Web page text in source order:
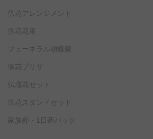
供花アレンジメント
供花花束
フューネラル胡蝶蘭
供花プリザ
仏壇花セット
供花スタンドセット
家族葬・1日葬パック